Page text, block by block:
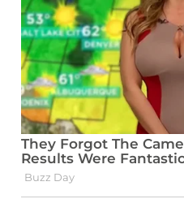
Review for Board
Certification and
Elsevier, 2014.